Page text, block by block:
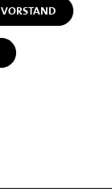
VORSTAND